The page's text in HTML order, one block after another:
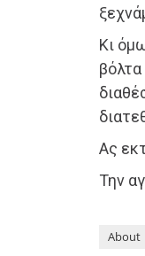
Κι
Ας
Την
About